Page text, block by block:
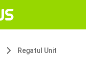
Regatul Unit